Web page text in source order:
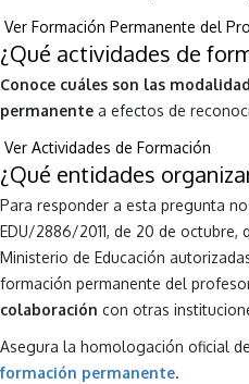
Ver Formación Permanente del
¿Qué actividades de
Conoce cuáles son las
permanente a efectos de
Ver Actividades de Formación
¿Qué entidades
Para responder a esta pregunta
EDU/2886/2011, de 20 de octubre,
Ministerio de Educación
formación permanente del
colaboración con otras
Asegura la homologación oficial
formación permanente.